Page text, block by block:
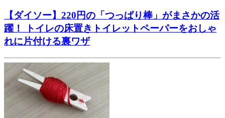
【ダイソー】220円の「つっぱり棒」がまさかの活
躍！ トイレの床置きトイレットペーパーをおしゃ
れに片付ける裏ワザ